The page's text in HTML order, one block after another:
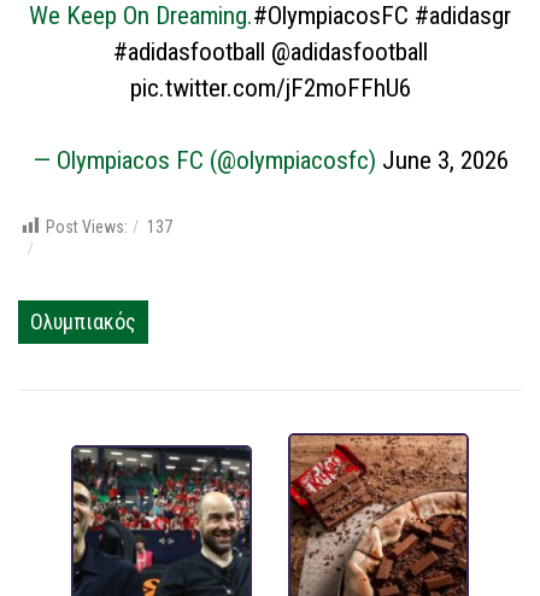
We Keep On Dreaming.#OlympiacosFC #adidasgr
#adidasfootball @adidasfootball
pic.twitter.com/jF2moFFhU6
— Olympiacos FC (@olympiacosfc) June 3, 2026
Post Views: 137
Ολυμπιακός